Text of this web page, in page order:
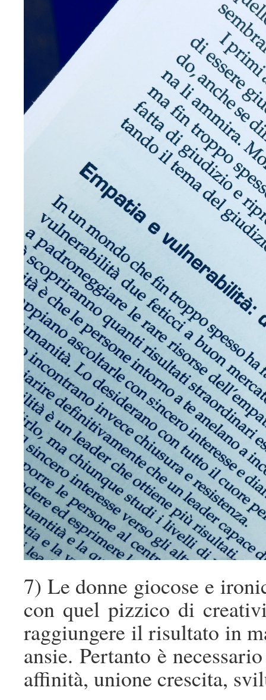
7) Le donne giocose e
con quel pizzico di
raggiungere il risultato in
ansie. Pertanto è
affinità, unione crescita,